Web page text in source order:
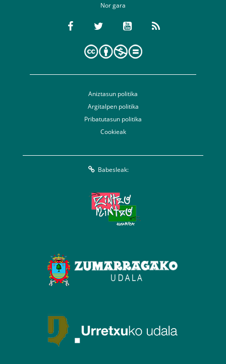
Nor gara
Aniztasun politika
Argitalpen politika
Pribatutasun politika
Cookieak
Babesleak: